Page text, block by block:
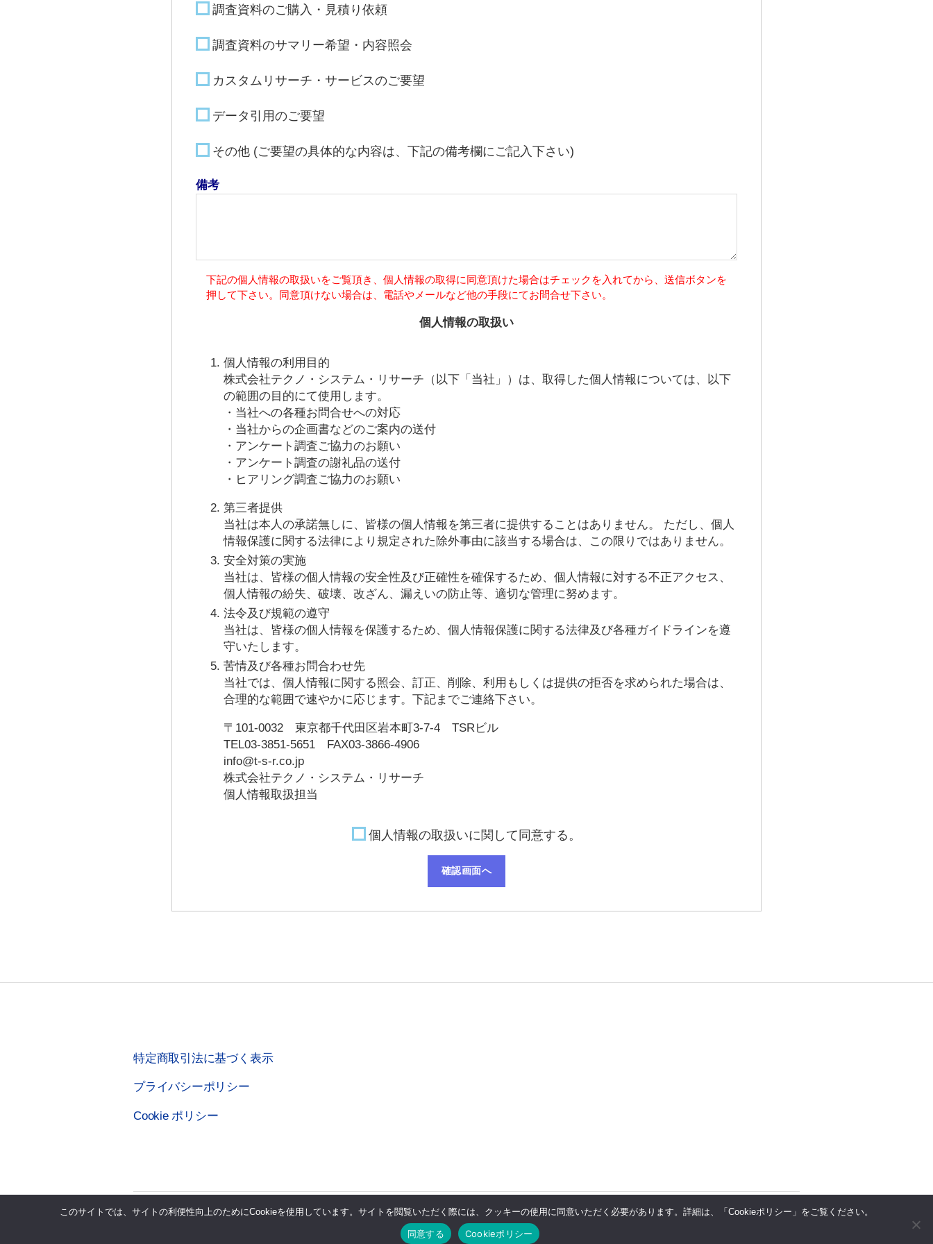
調査資料のご購入・見積り依頼
調査資料のサマリー希望・内容照会
カスタムリサーチ・サービスのご要望
データ引用のご要望
その他 (ご要望の具体的な内容は、下記の備考欄にご記入下さい)
備考
下記の個人情報の取扱いをご覧頂き、個人情報の取得に同意頂けた場合はチェックを入れてから、送信ボタンを
押して下さい。同意頂けない場合は、電話やメールなど他の手段にてお問合せ下さい。
個人情報の取扱い
個人情報の利用目的
株式会社テクノ・システム・リサーチ（以下「当社」）は、取得した個人情報については、以下
の範囲の目的にて使用します。
・当社への各種お問合せへの対応
・当社からの企画書などのご案内の送付
・アンケート調査ご協力のお願い
・アンケート調査の謝礼品の送付
・ヒアリング調査ご協力のお願い
第三者提供
当社は本人の承諾無しに、皆様の個人情報を第三者に提供することはありません。 ただし、個人
情報保護に関する法律により規定された除外事由に該当する場合は、この限りではありません。
安全対策の実施
当社は、皆様の個人情報の安全性及び正確性を確保するため、個人情報に対する不正アクセス、
個人情報の紛失、破壊、改ざん、漏えいの防止等、適切な管理に努めます。
法令及び規範の遵守
当社は、皆様の個人情報を保護するため、個人情報保護に関する法律及び各種ガイドラインを遵
守いたします。
苦情及び各種お問合わせ先
当社では、個人情報に関する照会、訂正、削除、利用もしくは提供の拒否を求められた場合は、
合理的な範囲で速やかに応じます。下記までご連絡下さい。
〒101-0032 東京都千代田区岩本町3-7-4 TSRビル
TEL03-3851-5651 FAX03-3866-4906
info@t-s-r.co.jp
株式会社テクノ・システム・リサーチ
個人情報取扱担当
個人情報の取扱いに関して同意する。
特定商取引法に基づく表示
プライバシーポリシー
Cookie ポリシー
このサイトでは、サイトの利便性向上のためにCookieを使用しています。サイトを閲覧いただく際には、クッキーの使用に同意いただく必要があります。詳細は、「Cookieポリシー」をご覧ください。
同意する Cookieポリシー